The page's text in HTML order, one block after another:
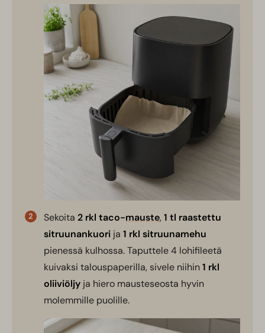
Sekoita 2 rkl taco-mauste,1 tl raastettu
sitruunankuori ja 1 rkl sitruunamehu
pienessä kulhossa. Taputtele 4 lohifileetä
kuivaksi talouspaperilla, sivele niihin1 rkl
oliiviöljy ja hiero mausteseosta hyvin
molemmille puolille.